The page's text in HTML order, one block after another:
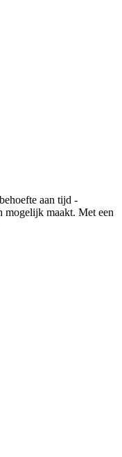
aan tijd -
mogelijk maakt. Met een